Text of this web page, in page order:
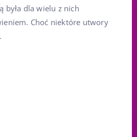
była dla wielu z nich
Choć niektóre utwory